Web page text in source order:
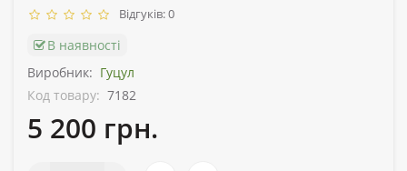
Відгуків: 0
В наявності
Виробник: Гуцул
Код товару: 7182
5 200 грн.